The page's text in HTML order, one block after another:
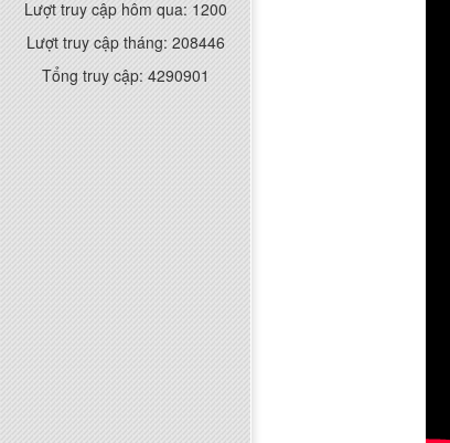
Lượt truy cập hôm qua: 1200
Lượt truy cập tháng: 208446
Tổng truy cập: 4290901